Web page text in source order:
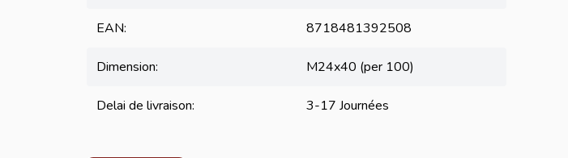
EAN: 8718481392508
Dimension: M24x40 (per 100)
Delai de livraison: 3-17 Journées